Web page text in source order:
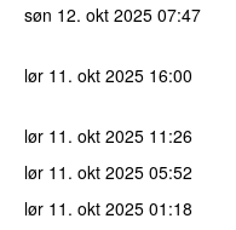
søn 12. okt 2025 07:47
lør 11. okt 2025 16:00
lør 11. okt 2025 11:26
lør 11. okt 2025 05:52
lør 11. okt 2025 01:18